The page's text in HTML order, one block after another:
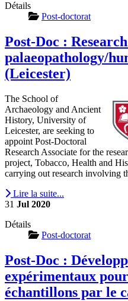
Détails
Post-doctorat
Post-Doc :
palaeopathology/
(Leicester)
The School of
Archaeology and Ancient
History, University of
Leicester, are seeking to
appoint Post-Doctoral
Research Associate for the
project, Tobacco, Health and
carrying out research involving
Lire la suite...
31 Jul 2020
Détails
Post-doctorat
Post-Doc :
expérimentaux
échantillons par le